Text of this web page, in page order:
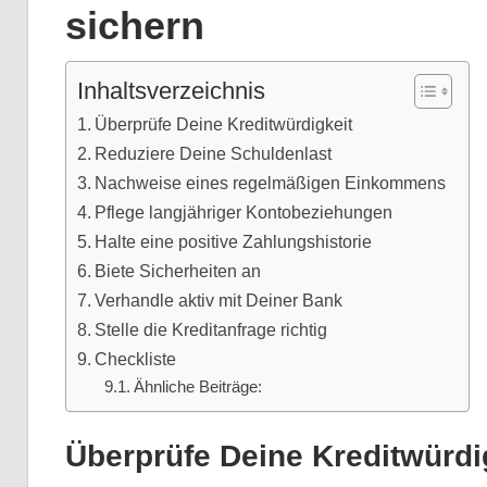
sichern
Inhaltsverzeichnis
Überprüfe Deine Kreditwürdigkeit
Reduziere Deine Schuldenlast
Nachweise eines regelmäßigen Einkommens
Pflege langjähriger Kontobeziehungen
Halte eine positive Zahlungshistorie
Biete Sicherheiten an
Verhandle aktiv mit Deiner Bank
Stelle die Kreditanfrage richtig
Checkliste
Ähnliche Beiträge:
Überprüfe Deine